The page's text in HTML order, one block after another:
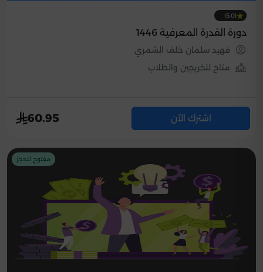
(5.0)
دورة القدرة المعرفية 1446
فهيد سلمان خلف الشمري
متاح للخريجين والطلاب
اشترك الآن 60.95
مفتوح للحجز